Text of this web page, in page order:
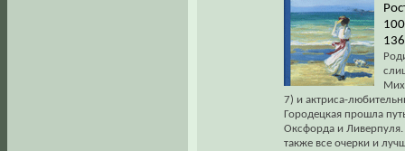
7) и актриса-
Городецкая прошла
Оксфорда и
также все очерки и